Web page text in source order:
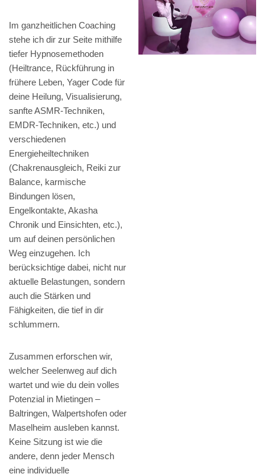
Im ganzheitlichen Coaching
stehe ich dir zur Seite mithilfe
tiefer Hypnosemethoden
(Heiltrance, Rückführung in
frühere Leben, Yager Code für
deine Heilung, Visualisierung,
sanfte ASMR-Techniken,
EMDR-Techniken, etc.) und
verschiedenen
Energieheiltechniken
(Chakrenausgleich, Reiki zur
Balance, karmische
Bindungen lösen,
Engelkontakte, Akasha
Chronik und Einsichten, etc.),
um auf deinen persönlichen
Weg einzugehen. Ich
berücksichtige dabei, nicht nur
aktuelle Belastungen, sondern
auch die Stärken und
Fähigkeiten, die tief in dir
schlummern.
Zusammen erforschen wir,
welcher Seelenweg auf dich
wartet und wie du dein volles
Potenzial in Mietingen –
Baltringen, Walpertshofen oder
Maselheim ausleben kannst.
Keine Sitzung ist wie die
andere, denn jeder Mensch
eine individuelle